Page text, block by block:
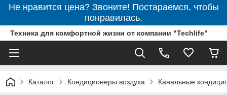
Не нравится цена? Звоните! Постараемся, чтобы
понравилась.
Техника для комфортной жизни от компании "Techlife"
Каталог Кондиционеры воздуха Канальные